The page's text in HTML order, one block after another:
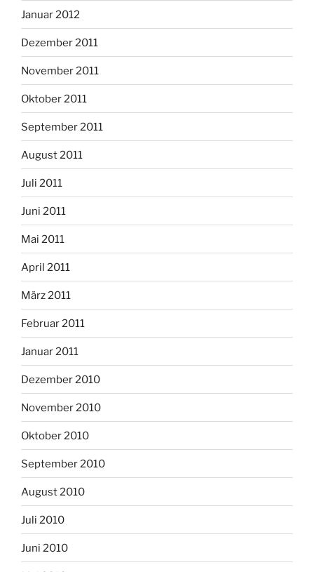
Januar 2012
Dezember 2011
November 2011
Oktober 2011
September 2011
August 2011
Juli 2011
Juni 2011
Mai 2011
April 2011
März 2011
Februar 2011
Januar 2011
Dezember 2010
November 2010
Oktober 2010
September 2010
August 2010
Juli 2010
Juni 2010